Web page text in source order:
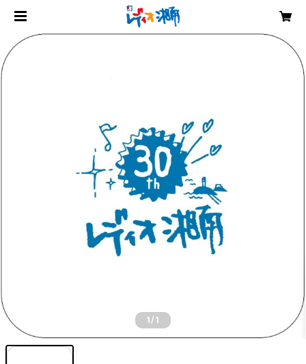
1 /1